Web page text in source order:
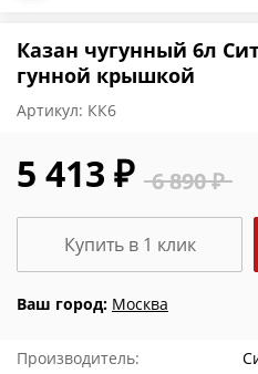
Казан чугунный 6л
гунной крышкой
Артикул: КК6
6 890 ₽
5 413 ₽
Ваш город: Москва
Купить в 1 клик
Производитель: